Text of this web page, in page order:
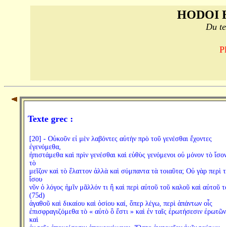
HODOI
Du
Texte grec :
[20] - Οὐκοῦν εἰ μὲν λαβόντες αὐτὴν πρὸ τοῦ γενέσθαι ἔχοντες
ἐγενόμεθα,
ἠπιστάμεθα καὶ πρὶν γενέσθαι καὶ εὐθὺς γενόμενοι οὐ μόνον τὸ
τὸ
μεῖζον καὶ τὸ ἔλαττον ἀλλὰ καὶ σύμπαντα τὰ τοιαῦτα; Οὐ γὰρ περὶ
ἴσου
νῦν ὁ λόγος ἡμῖν μᾶλλόν τι ἢ καὶ περὶ αὐτοῦ τοῦ καλοῦ καὶ αὐτοῦ
(75d)
ἀγαθοῦ καὶ δικαίου καὶ ὁσίου καί, ὅπερ λέγω, περὶ ἁπάντων οἷς
ἐπισφραγιζόμεθα τὸ « αὐτὸ ὃ ἔστι » καὶ ἐν ταῖς ἐρωτήσεσιν
καὶ